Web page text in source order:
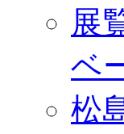
展
ベ
松